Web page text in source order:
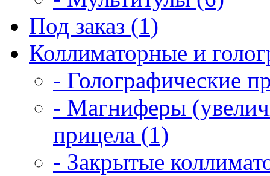
Под заказ (1)
Коллиматорные и
- Голографические
- Магниферы
прицела (1)
- Закрытые